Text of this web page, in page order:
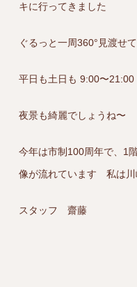
キに行ってきました
ぐるっと一周360°見渡せ
平日も土日も 9:00〜
夜景も綺麗でしょうね〜
今年は市制100周年で、1
像が流れています 私は
スタッフ 齋